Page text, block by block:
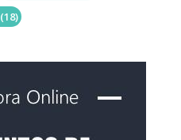
(18)